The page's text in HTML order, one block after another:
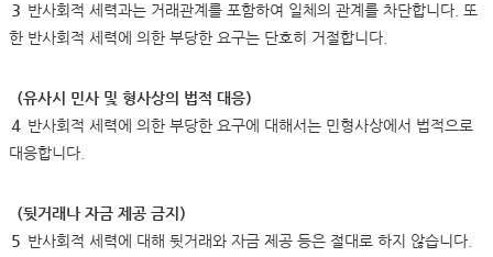
３ 반사회적 세력과는 거래관계를 포함하여 일체의 관계를 차단합니다. 또
한 반사회적 세력에 의한 부당한 요구는 단호히 거절합니다.
（유사시 민사 및 형사상의 법적 대응）
４ 반사회적 세력에 의한 부당한 요구에 대해서는 민형사상에서 법적으로
대응합니다.
（뒷거래나 자금 제공 금지）
５ 반사회적 세력에 대해 뒷거래와 자금 제공 등은 절대로 하지 않습니다.